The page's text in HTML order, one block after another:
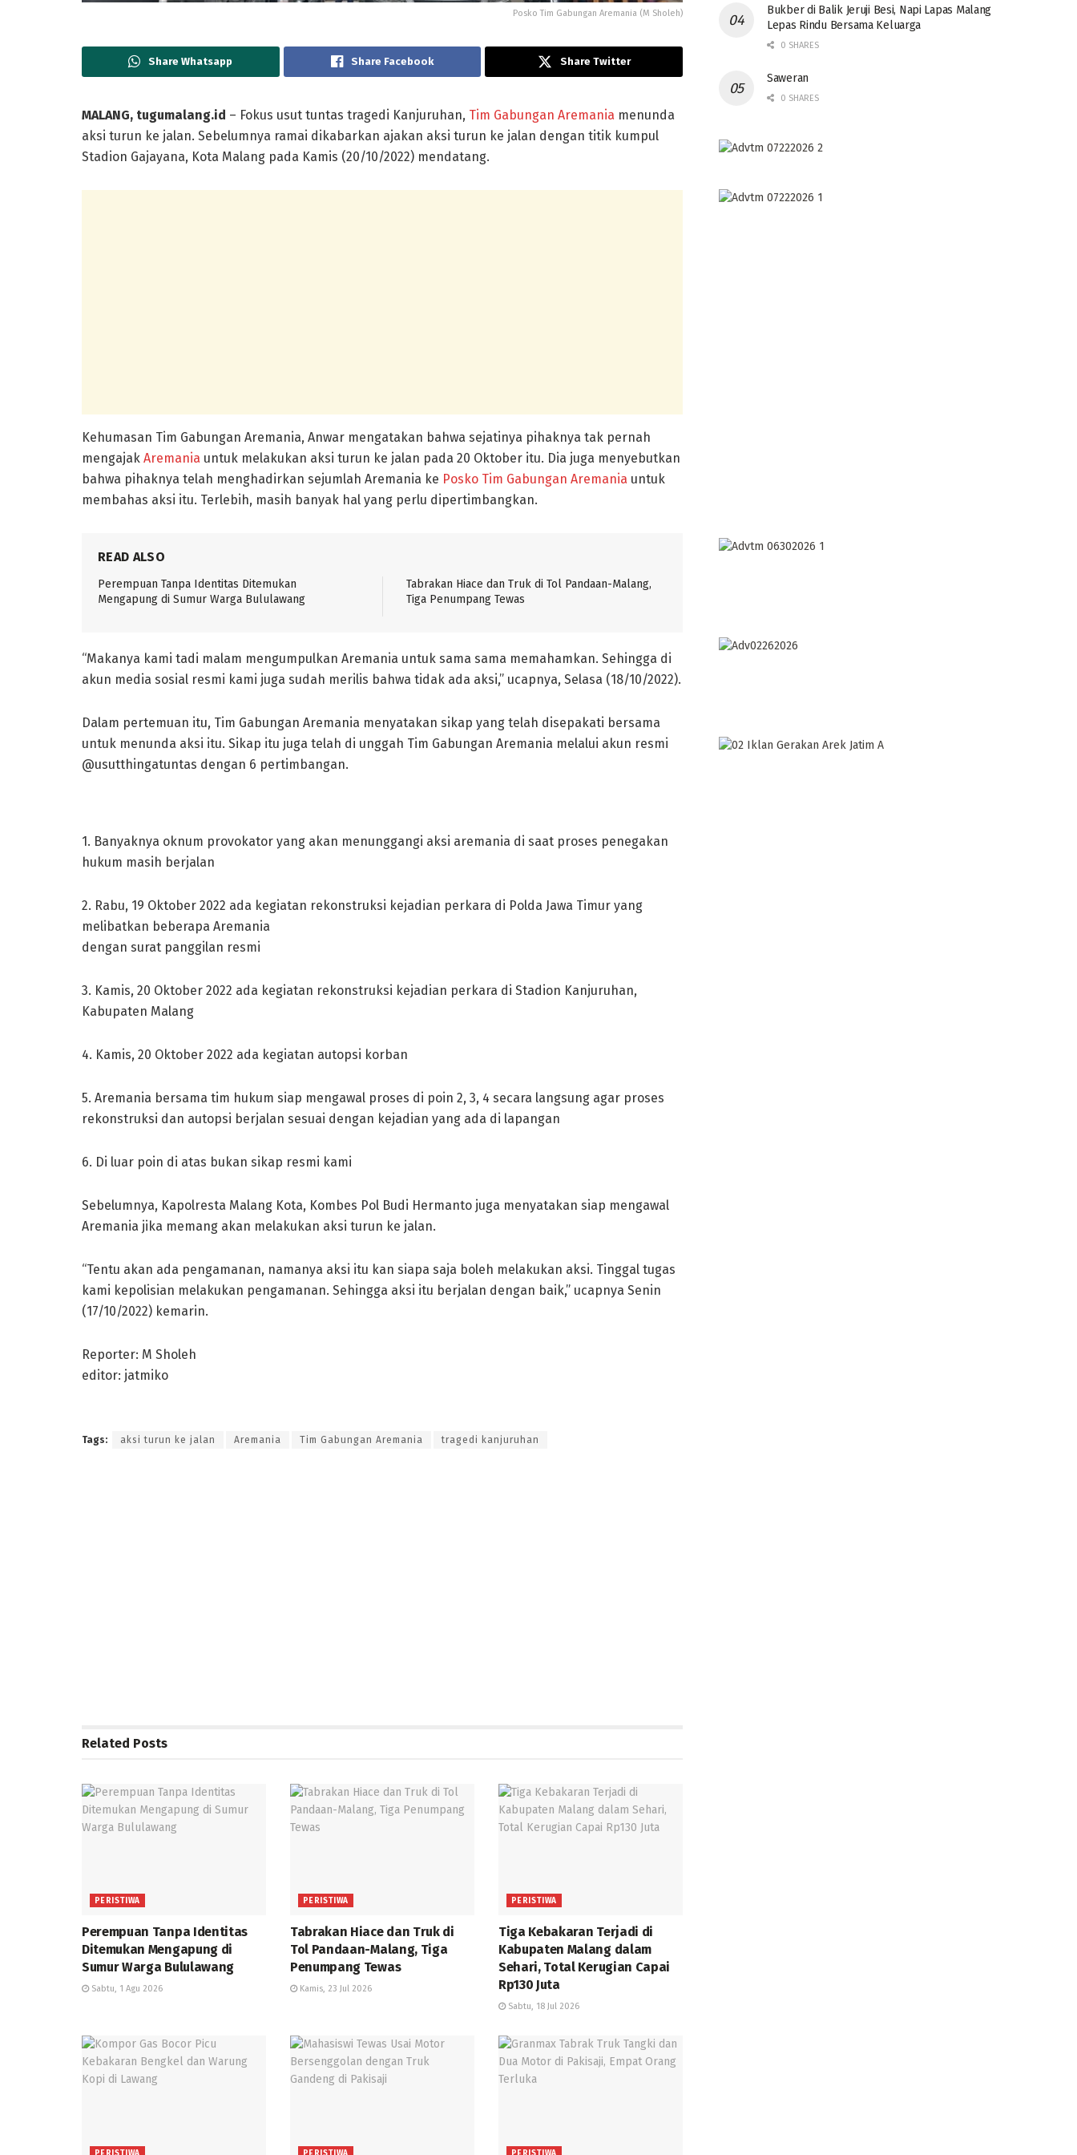
Posko Tim Gabungan Aremania (M Sholeh)
Share Whatsapp Share Facebook Share Twitter
MALANG, tugumalang.id – Fokus usut tuntas tragedi Kanjuruhan, Tim Gabungan Aremania menunda
aksi turun ke jalan. Sebelumnya ramai dikabarkan ajakan aksi turun ke jalan dengan titik kumpul
Stadion Gajayana, Kota Malang pada Kamis (20/10/2022) mendatang.
Kehumasan Tim Gabungan Aremania, Anwar mengatakan bahwa sejatinya pihaknya tak pernah
mengajak Aremania untuk melakukan aksi turun ke jalan pada 20 Oktober itu. Dia juga menyebutkan
bahwa pihaknya telah menghadirkan sejumlah Aremania ke Posko Tim Gabungan Aremania untuk
membahas aksi itu. Terlebih, masih banyak hal yang perlu dipertimbangkan.
READ ALSO
Perempuan Tanpa Identitas Ditemukan
Mengapung di Sumur Warga Bululawang
Tabrakan Hiace dan Truk di Tol Pandaan-Malang,
Tiga Penumpang Tewas
“Makanya kami tadi malam mengumpulkan Aremania untuk sama sama memahamkan. Sehingga di
akun media sosial resmi kami juga sudah merilis bahwa tidak ada aksi,” ucapnya, Selasa (18/10/2022).
Dalam pertemuan itu, Tim Gabungan Aremania menyatakan sikap yang telah disepakati bersama
untuk menunda aksi itu. Sikap itu juga telah di unggah Tim Gabungan Aremania melalui akun resmi
@usutthingatuntas dengan 6 pertimbangan.
1. Banyaknya oknum provokator yang akan menunggangi aksi aremania di saat proses penegakan
hukum masih berjalan
2. Rabu, 19 Oktober 2022 ada kegiatan rekonstruksi kejadian perkara di Polda Jawa Timur yang
melibatkan beberapa Aremania
dengan surat panggilan resmi
3. Kamis, 20 Oktober 2022 ada kegiatan rekonstruksi kejadian perkara di Stadion Kanjuruhan,
Kabupaten Malang
4. Kamis, 20 Oktober 2022 ada kegiatan autopsi korban
5. Aremania bersama tim hukum siap mengawal proses di poin 2, 3, 4 secara langsung agar proses
rekonstruksi dan autopsi berjalan sesuai dengan kejadian yang ada di lapangan
6. Di luar poin di atas bukan sikap resmi kami
Sebelumnya, Kapolresta Malang Kota, Kombes Pol Budi Hermanto juga menyatakan siap mengawal
Aremania jika memang akan melakukan aksi turun ke jalan.
“Tentu akan ada pengamanan, namanya aksi itu kan siapa saja boleh melakukan aksi. Tinggal tugas
kami kepolisian melakukan pengamanan. Sehingga aksi itu berjalan dengan baik,” ucapnya Senin
(17/10/2022) kemarin.
Reporter: M Sholeh
editor: jatmiko
Tags: aksi turun ke jalan Aremania Tim Gabungan Aremania tragedi kanjuruhan
Related Posts
PERISTIWA
Perempuan Tanpa Identitas
Ditemukan Mengapung di
Sumur Warga Bululawang
Sabtu, 1 Agu 2026
PERISTIWA
Tabrakan Hiace dan Truk di
Tol Pandaan-Malang, Tiga
Penumpang Tewas
Kamis, 23 Jul 2026
PERISTIWA
Tiga Kebakaran Terjadi di
Kabupaten Malang dalam
Sehari, Total Kerugian Capai
Rp130 Juta
Sabtu, 18 Jul 2026
Bukber di Balik Jeruji Besi, Napi Lapas Malang
Lepas Rindu Bersama Keluarga
0 SHARES
Saweran
0 SHARES